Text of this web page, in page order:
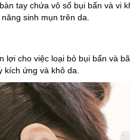
tay chứa vô số bụi bẩn và vi
sinh mụn trên da.
cho việc loại bỏ bụi bẩn và
ứng và khô da.